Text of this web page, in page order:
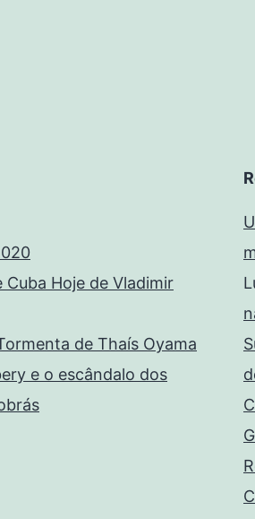
Cuba Hoje de Vladimir
de Thaís Oyama
e o escândalo dos